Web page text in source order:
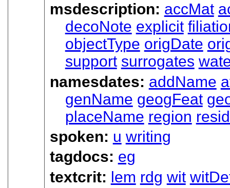
msdescription: accMat
decoNote explicit
objectType origDate
support surrogates
namesdates: addName
genName geogFeat
placeName region
spoken: u writing
tagdocs: eg
textcrit: lem rdg wit